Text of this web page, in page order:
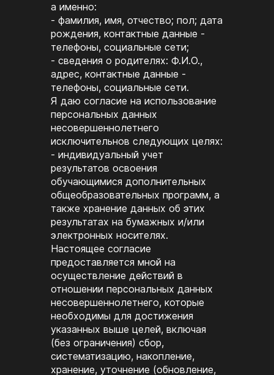
а именно:
- фамилия, имя, отчество; пол; дата
рождения, контактные данные -
телефоны, социальные сети;
- сведения о родителях: Ф.И.О.,
адрес, контактные данные -
телефоны, социальные сети.
Я даю согласие на использование
персональных данных
несовершеннолетнего
исключительнов следующих целях:
- индивидуальный учет
результатов освоения
обучающимися дополнительных
общеобразовательных программ, а
также хранение данных об этих
результатах на бумажных и/или
электронных носителях.
Настоящее согласие
предоставляется мной на
осуществление действий в
отношении персональных данных
несовершеннолетнего, которые
необходимы для достижения
указанных выше целей, включая
(без ограничения) сбор,
систематизацию, накопление,
хранение, уточнение (обновление,